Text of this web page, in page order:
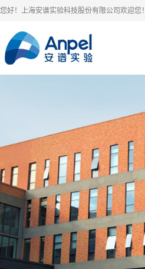
您好！上海安谱实验科技股份有限公司欢迎您！